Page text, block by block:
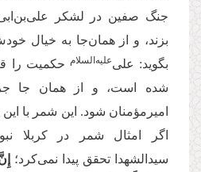
جنگ صفین در لشکر
بزند، و از همان‌جا به خیال
بگوید: علی‌علیه‌السلام حکمیت را
شده است، و از همان جا
امیرمؤمنان شود. این شمر با این
اگر امثال شمر در کربلا
سیدالشهدا تحقق پیدا نمی‌کرد؛